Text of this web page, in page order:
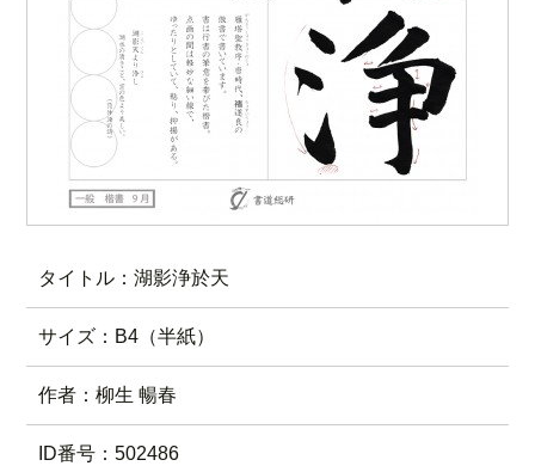
タイトル：湖影浄於天
サイズ：B4（半紙）
作者：柳生 暢春
ID番号：502486